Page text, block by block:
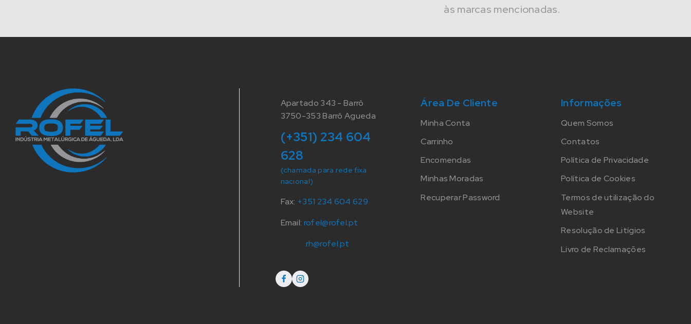
às marcas mencionadas.
Apartado 343 - Barrô
3750-353 Barrô Agueda
(+351) 234 604
628
(chamada para rede fixa
nacional)
Fax: +351 234 604 629
Email: rofel@rofel.pt
rh@rofel.pt
Área De Cliente
Minha Conta
Carrinho
Encomendas
Minhas Moradas
Recuperar Password
Informações
Quem Somos
Contatos
Política de Privacidade
Política de Cookies
Termos de utilização do
Website
Resolução de Litígios
Livro de Reclamações